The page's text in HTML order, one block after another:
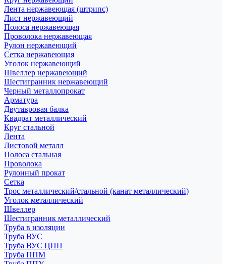
Лента нержавеющая (штрипс)
Лист нержавеющий
Полоса нержавеющая
Проволока нержавеющая
Рулон нержавеющий
Сетка нержавеющая
Уголок нержавеющий
Швеллер нержавеющий
Шестигранник нержавеющий
Черный металлопрокат
Арматура
Двутавровая балка
Квадрат металлический
Круг стальной
Лента
Листовой металл
Полоса стальная
Проволока
Рулонный прокат
Сетка
Трос металлический/стальной (канат металлический)
Уголок металлический
Швеллер
Шестигранник металлический
Труба в изоляции
Труба ВУС
Труба ВУС ЦПП
Труба ППМ